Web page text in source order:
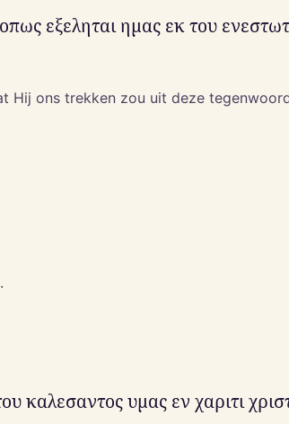
εξεληται ημας εκ του
Hij ons trekken zou uit deze
καλεσαντος υμας εν χαριτι